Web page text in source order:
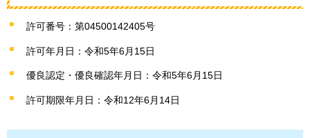
許可番号：第04500142405号
許可年月日：令和5年6月15日
優良認定・優良確認年月日：令和5年6月15日
許可期限年月日：令和12年6月14日